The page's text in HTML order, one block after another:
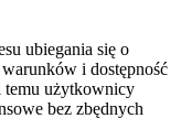
ubiegania się o
warunków i dostępność
temu użytkownicy
bez zbędnych